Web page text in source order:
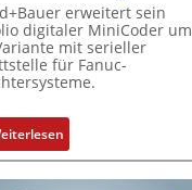
erweitert sein
digitaler MiniCoder um
mit serieller
für Fanuc-
:
D
r